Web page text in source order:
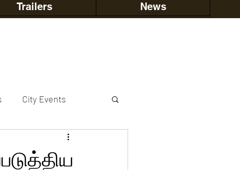
Trailers News
City Events
actors gallery